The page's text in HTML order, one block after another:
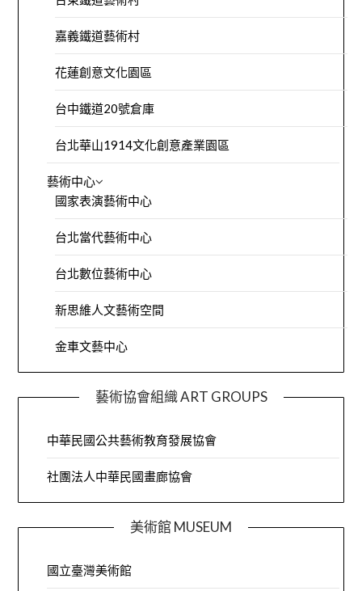
嘉義鐵道藝術村
花蓮創意文化園區
台中鐵道20號倉庫
台北華山1914文化創意產業園區
藝術中心
國家表演藝術中心
台北當代藝術中心
台北數位藝術中心
新思維人文藝術空間
金車文藝中心
藝術協會組織 ART GROUPS
中華民國公共藝術教育發展協會
社團法人中華民國畫廊協會
美術館 MUSEUM
國立臺灣美術館